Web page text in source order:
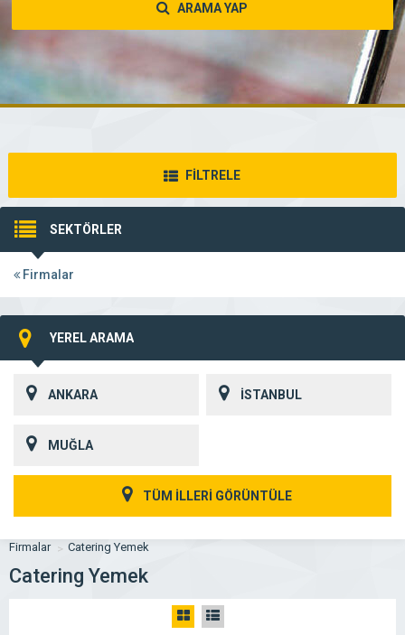
ARAMA YAP
FİLTRELE
SEKTÖRLER
Firmalar
YEREL ARAMA
ANKARA İSTANBUL
MUĞLA
TÜM İLLERİ GÖRÜNTÜLE
Firmalar Catering Yemek
Catering Yemek